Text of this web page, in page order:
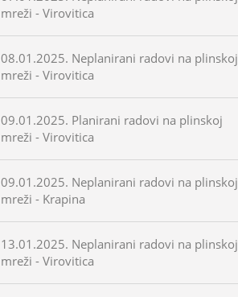
mreži - Virovitica
08.01.2025. Neplanirani radovi na plinskoj
mreži - Virovitica
09.01.2025. Planirani radovi na plinskoj
mreži - Virovitica
09.01.2025. Neplanirani radovi na plinskoj
mreži - Krapina
13.01.2025. Neplanirani radovi na plinskoj
mreži - Virovitica